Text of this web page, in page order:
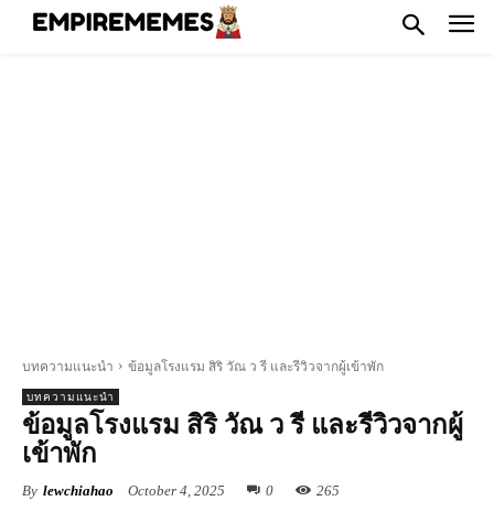
บทความแนะนำ ข้อมูลโรงแรม สิริ วัณ ว รี และรีวิวจากผู้เข้าพัก
บทความแนะนำ
ข้อมูลโรงแรม สิริ วัณ ว รี และรีวิวจากผู้
เข้าพัก
By lewchiahao October 4, 2025 0 265